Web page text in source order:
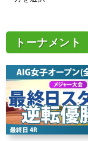
トーナメント